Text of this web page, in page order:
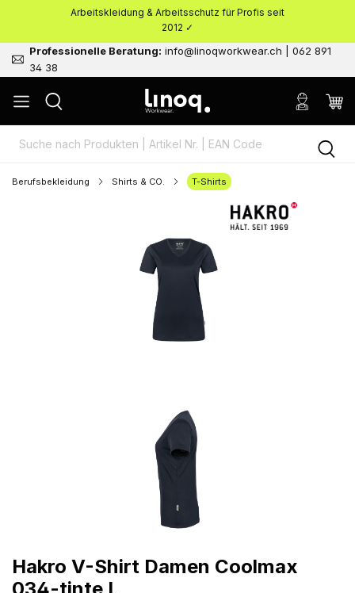
springenArbeitskleidung & Arbeitsschutz für Profis seit
2012 ✓
Professionelle Beratung: info@linoqworkwear.ch | 062 891
34 38
Berufsbekleidung Shirts & CO. T-Shirts
Hakro V-Shirt Damen Coolmax